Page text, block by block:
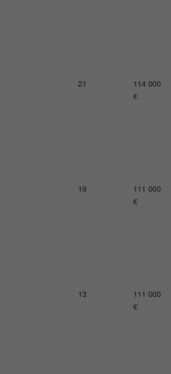
20
105 000
€
21
105 000
€
25
104 000
€